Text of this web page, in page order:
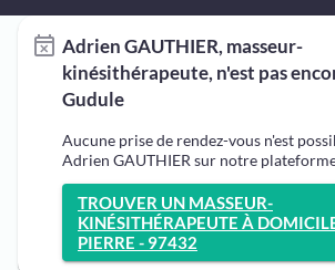
Adrien GAUTHIER, masseur-
kinésithérapeute, n'est pas
Gudule
Aucune prise de rendez-vous n'est
Adrien GAUTHIER sur notre
TROUVER UN MASSEUR-
KINÉSITHÉRAPEUTE À
PIERRE - 97432